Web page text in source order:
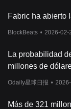
Fabric ha abierto
BlockBeats • 2026-02-
La probabilidad
millones de
Polymarket es
Odaily星球日报 •
Más de 321